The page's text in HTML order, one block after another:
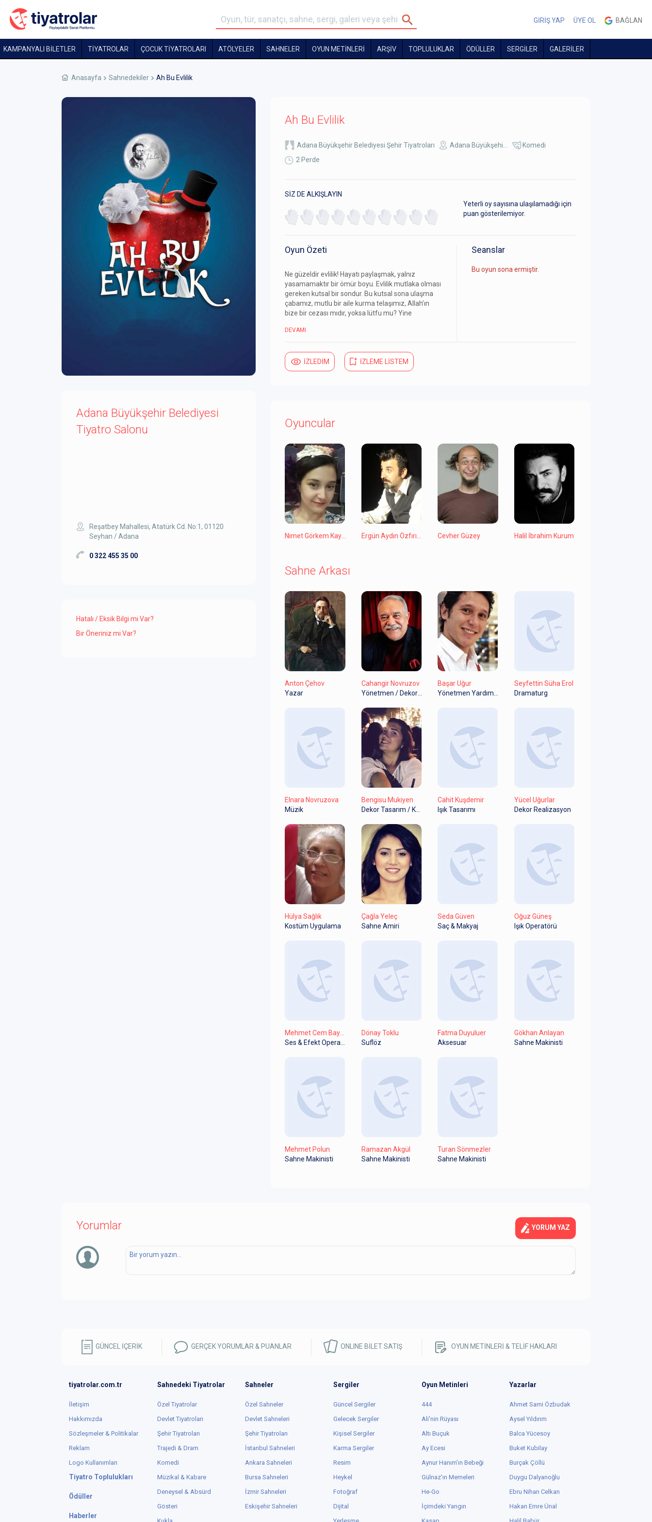
GİRİŞ YAP ÜYE OL BAĞLAN
KAMPANYALI BİLETLER TİYATROLAR ÇOCUK TIYATROLARI ATÖLYELER SAHNELER OYUN METİNLERİ ARŞİV TOPLULUKLAR ÖDÜLLER SERGİLER GALERİLER
Anasayfa Sahnedekiler Ah Bu Evlilik
Adana Büyükşehir Belediyesi
Tiyatro Salonu
Reşatbey Mahallesi, Atatürk Cd. No:1, 01120
Seyhan / Adana
0 322 455 35 00
Hatalı / Eksik Bilgi mi Var?
Bir Öneriniz mi Var?
Ah Bu Evlilik
Adana Büyükşehir Belediyesi Şehir Tiyatroları Adana Büyükşehi...
Komedi
2 Perde
SİZ DE ALKIŞLAYIN
Yeterli oy sayısına ulaşılamadığı için
puan gösterilemiyor.
Oyun Özeti
Ne güzeldir evlilik! Hayatı paylaşmak, yalnız
yasamamaktır bir ömür boyu. Evlilik mutlaka olması
gereken kutsal bir sondur. Bu kutsal sona ulaşma
çabamız, mutlu bir aile kurma telaşımız, Allah’ın
bize bir cezası mıdır, yoksa lütfu mu? Yine
DEVAMI
Seanslar
Bu oyun sona ermiştir.
İZLEDİM İZLEME LİSTEM
Oyuncular
Cevher Güzey Halil İbrahim Kurum
Sahne Arkası
Anton Çehov
Yazar
Cahangir Novruzov
Yönetmen / Dekor Tasarım
Başar Uğur
Seyfettin Süha Erol
Dramaturg
Elnara Novruzova
Müzik
Bengisu Mukiyen
Dekor Tasarım / Kostüm Tasarım
Cahit Kuşdemir
Işık Tasarımı
Yücel Uğurlar
Dekor Realizasyon
Hülya Sağlık
Kostüm Uygulama
Çağla Yeleç
Sahne Amiri
Seda Güven
Saç & Makyaj
Oğuz Güneş
Işık Operatörü
Dönay Toklu
Suflöz
Fatma Duyuluer
Aksesuar
Gökhan Anlayan
Sahne Makinisti
Mehmet Polun
Sahne Makinisti
Ramazan Akgül
Sahne Makinisti
Turan Sönmezler
Sahne Makinisti
Yorumlar YORUM YAZ
GÜNCEL İÇERİK GERÇEK YORUMLAR & PUANLAR ONLINE BİLET SATIŞ OYUN METİNLERİ & TELİF HAKLARI
tiyatrolar.com.tr
İletişim
Hakkımızda
Sözleşmeler & Politikalar
Reklam
Logo Kullanımları
Tiyatro Toplulukları
Ödüller
Haberler
Sahnedeki Tiyatrolar
Özel Tiyatrolar
Devlet Tiyatroları
Şehir Tiyatroları
Trajedi & Dram
Komedi
Müzikal & Kabare
Deneysel & Absürd
Gösteri
Sahneler
Özel Sahneler
Devlet Sahneleri
Şehir Tiyatroları
İstanbul Sahneleri
Ankara Sahneleri
Bursa Sahneleri
İzmir Sahneleri
Eskişehir Sahneleri
Sergiler
Güncel Sergiler
Gelecek Sergiler
Kişisel Sergiler
Karma Sergiler
Resim
Heykel
Fotoğraf
Dijital
Oyun Metinleri
444
Ali'nin Rüyası
Altı Buçuk
Ay Ecesi
Aynur Hanım'ın Bebeği
Gülnaz'ın Memeleri
He-Go
İçimdeki Yangın
Yazarlar
Ahmet Sami Özbudak
Aysel Yıldırım
Balca Yücesoy
Buket Kubilay
Burçak Çöllü
Duygu Dalyanoğlu
Ebru Nihan Celkan
Hakan Emre Ünal